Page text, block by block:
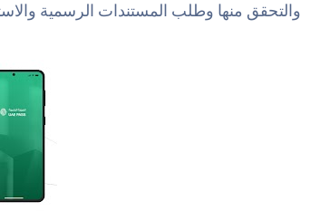
والتحقق منها وطلب المستندات الرسمية